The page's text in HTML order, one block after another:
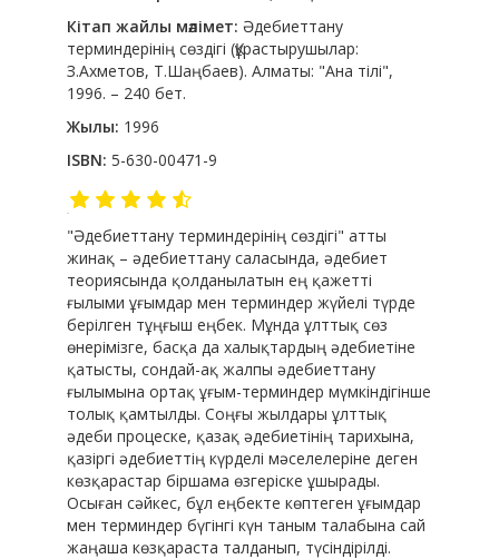
Кітап жайлы мәлімет: Әдебиеттану
терминдерінің сөздігі (Құрастырушылар:
З.Ахметов, Т.Шаңбаев). Алматы: "Ана тілі",
1996. – 240 бет.
Жылы: 1996
ISBN: 5-630-00471-9
"Әдебиеттану терминдерінің сөздігі" атты
жинақ – әдебиеттану саласында, әдебиет
теориясында қолданылатын ең қажетті
ғылыми ұғымдар мен терминдер жүйелі түрде
берілген тұңғыш еңбек. Мұнда ұлттық сөз
өнерімізге, басқа да халықтардың әдебиетіне
қатысты, сондай-ақ жалпы әдебиеттану
ғылымына ортақ ұғым-терминдер мүмкіндігінше
толық қамтылды. Соңғы жылдары ұлттық
әдеби процеске, қазақ әдебиетінің тарихына,
қазіргі әдебиеттің күрделі мәселелеріне деген
көзқарастар біршама өзгеріске ұшырады.
Осыған сәйкес, бұл еңбекте көптеген ұғымдар
мен терминдер бүгінгі күн таным талабына сай
жаңаша көзқараста талданып, түсіндірілді.